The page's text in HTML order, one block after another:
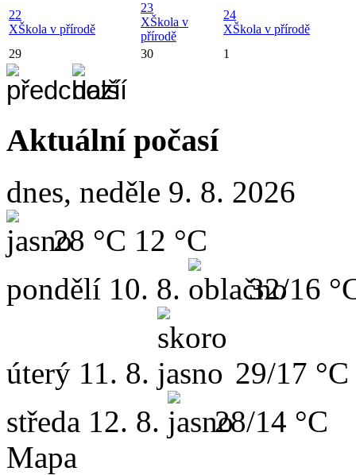
22
XŠkola v přírodě
23
XŠkola v
přírodě
24
XŠkola v přírodě
29
30 1
Aktuální počasí
dnes, neděle 9. 8. 2026
28 °C 12 °C
pondělí 10. 8. 32/16
úterý 11. 8.
29/17 °C
středa 12. 8.
28/14 °C
Mapa